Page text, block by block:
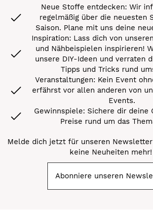
Neue Stoffe entdecken: Wir
regelmäßig über die neuesten
Saison. Plane mit uns deine
Inspiration: Lass dich von
und Nähbeispielen inspirieren!
unsere DIY-Ideen und verraten
Tipps und Tricks rund
Veranstaltungen: Kein Event
erfährst vor allen anderen von
Events.
Gewinnspiele: Sichere dir deine
Preise rund um das
Melde dich jetzt für unseren Newsletter
keine Neuheiten mehr!
Abonniere unseren